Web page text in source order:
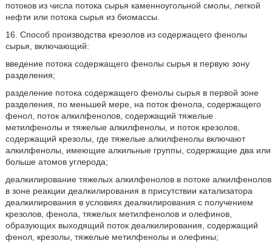
потоков из числа потока сырья каменноугольной смолы, легкой
нефти или потока сырья из биомассы.
16. Способ производства крезолов из содержащего фенолы
сырья, включающий:
введение потока содержащего фенолы сырья в первую зону
разделения;
разделение потока содержащего фенолы сырья в первой зоне
разделения, по меньшей мере, на поток фенола, содержащего
фенол, поток алкилфенолов, содержащий тяжелые
метилфенолы и тяжелые алкилфенолы, и поток крезолов,
содержащий крезолы, где тяжелые алкилфенолы включают
алкилфенолы, имеющие алкильные группы, содержащие два или
больше атомов углерода;
деалкилирование тяжелых алкилфенолов в потоке алкилфенолов
в зоне реакции деалкилирования в присутствии катализатора
деалкилирования в условиях деалкилирования с получением
крезолов, фенола, тяжелых метилфенолов и олефинов,
образующих выходящий поток деалкилирования, содержащий
фенол, крезолы, тяжелые метилфенолы и олефины;